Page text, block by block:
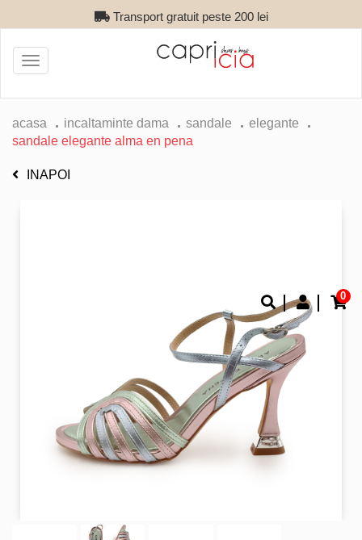
Transport gratuit peste 200 lei
0
Toggle
navigation
acasa incaltaminte dama sandale
elegante
sandale elegante alma en pena
INAPOI